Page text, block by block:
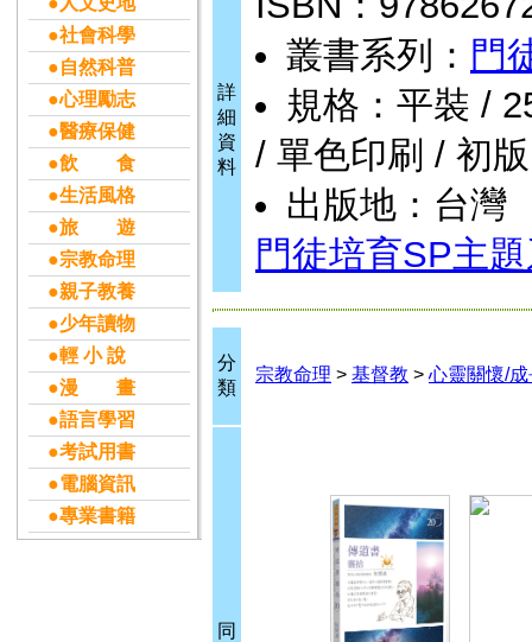
●社會科學
●自然科普
●心理勵志
●醫療保健
●飲 食
●生活風格
●旅 遊
●宗教命理
●親子教養
●少年讀物
●輕 小 說
●漫 畫
●語言學習
●考試用書
●電腦資訊
●專業書籍
詳
細
資
料
叢書系列： 門
規格：平裝 /
/ 單色印刷 / 初版
出版地：台灣
門徒培育SP主
分
類
宗教命理 > 基督教 > 心靈關懷/成
同